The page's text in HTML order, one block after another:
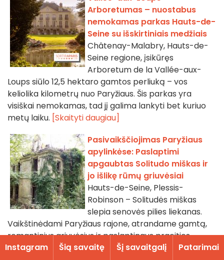
Arboretumas – nuostabus
nemokamas parkas Hauts-de-
Seine su išskirtiniais medžiais
Châtenay-Malabry, Hauts-de-
Seine regione, įsikūręs
Arboretum de la Vallée-aux-
Loups siūlo 12,5 hektaro gamtos perliuką – vos
keliolika kilometrų nuo Paryžiaus. Šis parkas yra
visiškai nemokamas, tad jį galima lankyti bet kuriuo
metų laiku. [Skaityti daugiau]
Pasivaikščiojimas Paryžiaus
apylinkėse: Paslaptimi
apgaubtas Solitudo miškas ir
jo išlikę rūmų griuvėsiai
Hauts-de-Seine, Plessis-
Robinson – Solitudės miškas
slepia senovės pilies liekanas.
Vaikštinėdami Paryžiaus rajone, atrandame gamtą,
romantinius griuvėsius ir paslaptingus praeities
objektus.[Skaityti daugiau]
Instagram Šią savaitę Šį savaitgalį Patarimai